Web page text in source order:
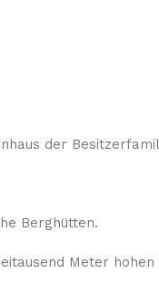
der
Berghütten.
Meter hohen